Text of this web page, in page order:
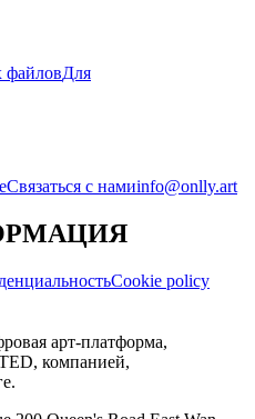
файловДля
Связаться с намиinfo@onlly.art
Cookie policy
арт-платформа,
компанией,